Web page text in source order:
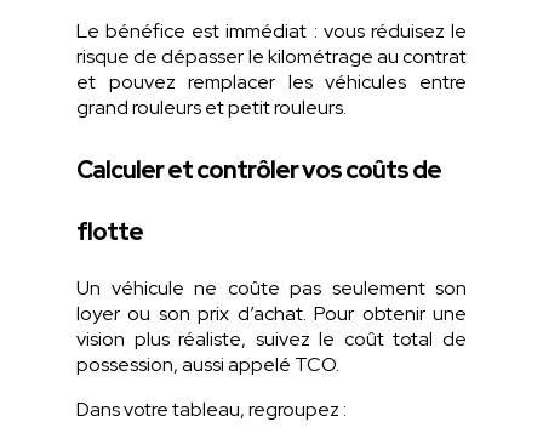
Le bénéfice est immédiat : vous réduisez le
risque de dépasser le kilométrage au contrat
et pouvez remplacer les véhicules entre
grand rouleurs et petit rouleurs.
Calculer et contrôler vos coûts de
flotte
Un véhicule ne coûte pas seulement son
loyer ou son prix d’achat. Pour obtenir une
vision plus réaliste, suivez le coût total de
possession, aussi appelé TCO.
Dans votre tableau, regroupez :